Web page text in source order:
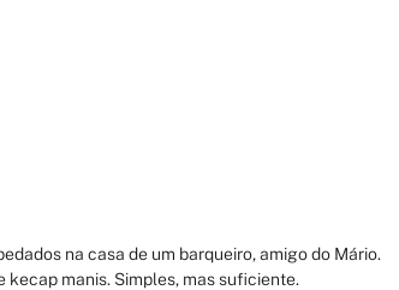
na casa de um barqueiro, amigo do Mário.
kecap manis. Simples, mas suficiente.